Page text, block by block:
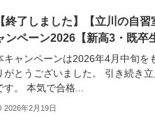
【終了しました】【立川の自
ンペーン2026【新高3・既卒
キャンペーンは2026年4月中旬を
がとうございました。 引き続き
す。 本気で合格...
2026年2月19日